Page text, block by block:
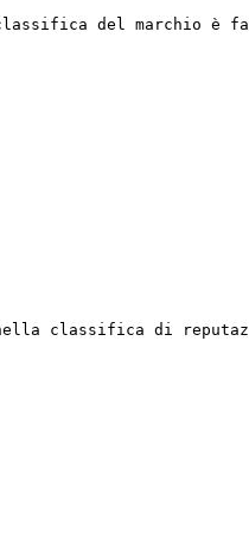
del marchio è
classifica di